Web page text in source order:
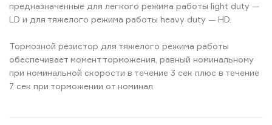
предназначенные для легкого режима работы light duty —
LD и для тяжелого режима работы heavy duty — HD.
Тормозной резистор для тяжелого режима работы
обеспечивает момент торможения, равный номинальному
при номинальной скорости в течение 3 сек плюс в течение
7 сек при торможении от номинал